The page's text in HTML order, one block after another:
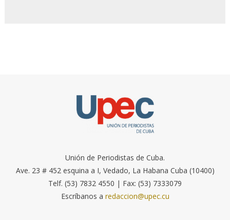
Unión de Periodistas de Cuba.
Ave. 23 # 452 esquina a I, Vedado, La Habana Cuba (10400)
Telf. (53) 7832 4550 | Fax: (53) 7333079
Escríbanos a redaccion@upec.cu